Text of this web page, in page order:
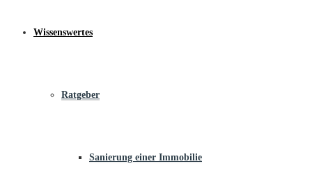
Wissenswertes
Ratgeber
Sanierung einer Immobilie